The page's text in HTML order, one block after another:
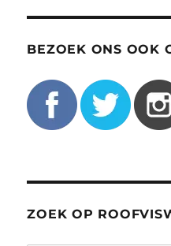
BEZOEK ONS OOK
ZOEK OP